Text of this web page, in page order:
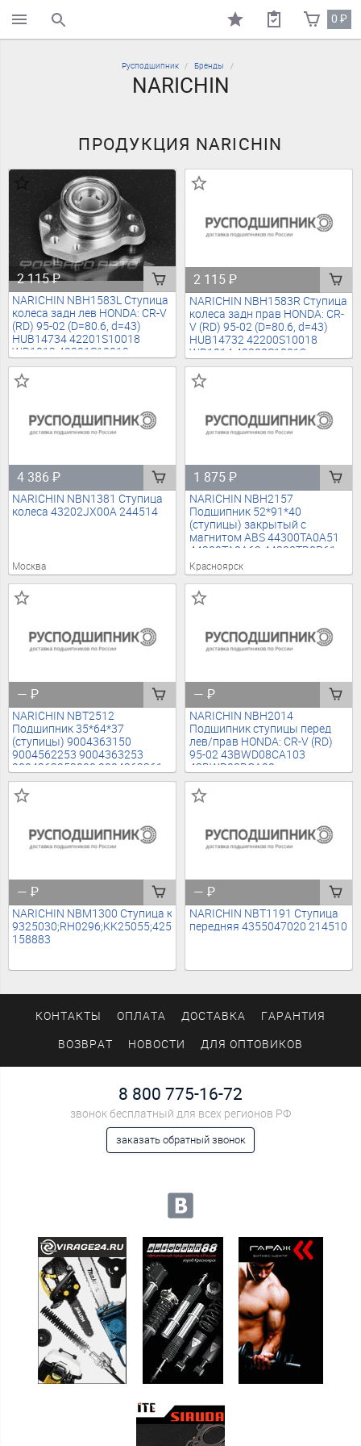
поиск по каталогу 0₽
Русподшипник Бренды
NARICHIN
ПРОДУКЦИЯ NARICHIN
2 115₽
NARICHIN NBH1583L Ступица
колеса задн лев HONDA: CR-V
(RD) 95-02 (D=80.6, d=43)
HUB14734 42201S10018
WB1013 42201S10018
HW28034RL WB1013
4328355SX 193395
2 115₽
NARICHIN NBH1583R Ступица
колеса задн прав HONDA: CR-
V (RD) 95-02 (D=80.6, d=43)
HUB14732 42200S10018
WB1014 42200S10018
HW28034RR WB1014
4328244SX 193394
4 386₽
NARICHIN NBN1381 Ступица
колеса 43202JX00A 244514
Москва
1 875₽
NARICHIN NBH2157
Подшипник 52*91*40
(ступицы) закрытый с
магнитом ABS 44300TA0A51
44300TA0A62 44300TB0P61
44310TA0A60 44310TA0A61
44300TA0A61
AU10226LXLL588
DAC52910040M
Красноярск
—₽
NARICHIN NBT2512
Подшипник 35*64*37
(ступицы) 9004363150
9004562253 9004363253
9004363253000 9004363361
9004363252 AU07042LLX
AU07551LLL588 AU07281LL
AU07231LL AU07281LL
—₽
NARICHIN NBH2014
Подшипник ступицы перед
лев/прав HONDA: CR-V (RD)
95-02 43BWD08CA103
43BWD08BCA90
DAC4379W1CS57
AU09077LXLL588
44300SR3A01 44300S04A02
01463SM4A00 44300S04A02
WB1123 4106640 PBK3246
—₽
NARICHIN NBM1300 Ступица колеса
158883
—₽
NARICHIN NBT1191 Ступица
передняя 4355047020 214510
КОНТАКТЫ ОПЛАТА ДОСТАВКА ГАРАНТИЯ
ВОЗВРАТ НОВОСТИ ДЛЯ ОПТОВИКОВ
8 800 775-16-72
звонок бесплатный для всех регионов РФ
заказать обратный звонок